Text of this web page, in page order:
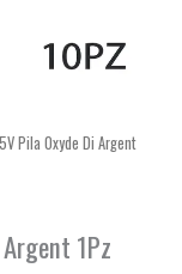
Pila Oxyde Di Argent
1Pz